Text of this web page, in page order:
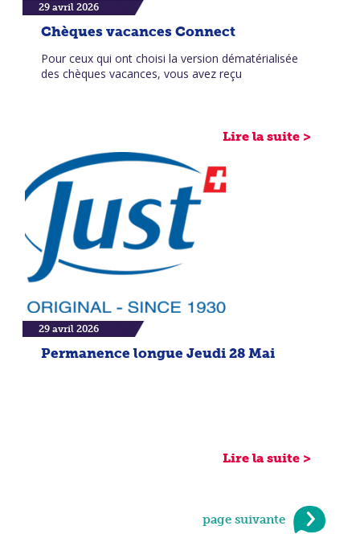
29 avril 2026
Chèques vacances Connect
Pour ceux qui ont choisi la version dématérialisée
des chèques vacances, vous avez reçu
Lire la suite >
29 avril 2026
Permanence longue Jeudi 28 Mai
Lire la suite >
page suivante